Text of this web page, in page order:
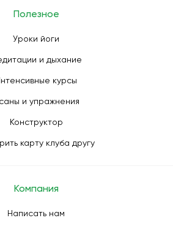
Полезное
Уроки йоги
и дыхание
курсы
и упражнения
Конструктор
карту клуба другу
Компания
Написать нам